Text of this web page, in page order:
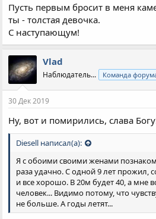
Пусть первым бросит в меня
ты - толстая девочка.
С наступающум!
Vlad
Наблюдатель... Команда
30 Дек 2019
Ну, вот и помирились, слава
Diesell написал(а):
Я с обоими своими женами
раза удачно. С одной 9 лет прожил,
и все хорошо. В 20м будет 40, а мне
человек... Видимо потому, что
не больше. А годы летят...